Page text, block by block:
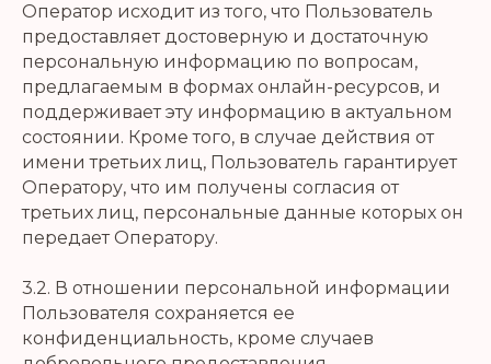
Оператор исходит из того, что Пользователь
предоставляет достоверную и достаточную
персональную информацию по вопросам,
предлагаемым в формах онлайн-ресурсов, и
поддерживает эту информацию в актуальном
состоянии. Кроме того, в случае действия от
имени третьих лиц, Пользователь гарантирует
Оператору, что им получены согласия от
третьих лиц, персональные данные которых он
передает Оператору.
3.2. В отношении персональной информации
Пользователя сохраняется ее
конфиденциальность, кроме случаев